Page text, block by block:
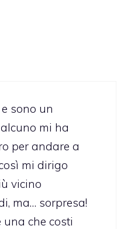
sono un
mi ha
per andare a
mi dirigo
vicino
ma… sorpresa!
una che costi